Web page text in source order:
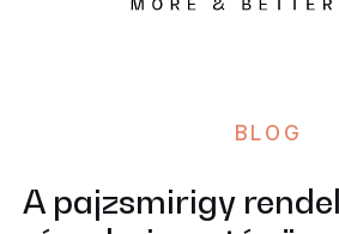
BLOG
A pajzsmirigy